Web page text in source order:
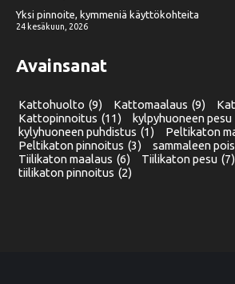
Yksi pinnoite, kymmeniä käyttökohteita
24 kesäkuun, 2026
Avainsanat
Kattohuolto (9) Kattomaalaus (9)
Kattopinnoitus (11) kylpyhuoneen pesu
kylyhuoneen puhdistus (1) Peltikaton
Peltikaton pinnoitus (3) sammaleen
Tiilikaton maalaus (6) Tiilikaton pesu (7)
tiilikaton pinnoitus (2)